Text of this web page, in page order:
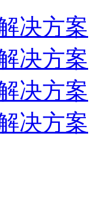
决方案
决方案
决方案
决方案